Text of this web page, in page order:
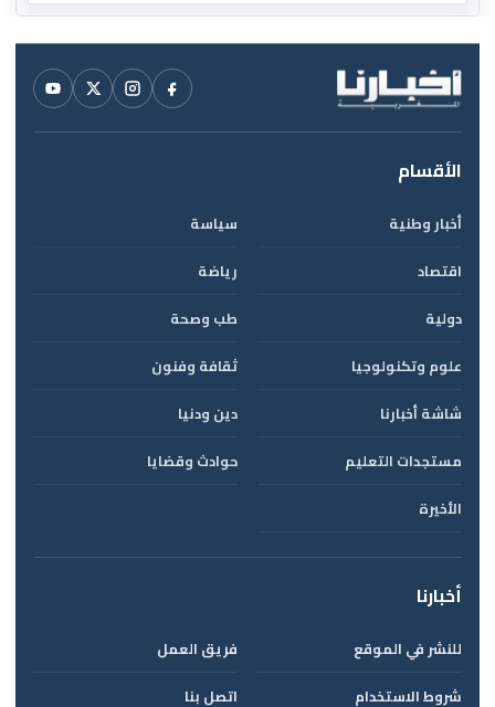
الأقسام
أخبار وطنية
سياسة
اقتصاد
رياضة
دولية
طب وصحة
علوم وتكنولوجيا
ثقافة وفنون
شاشة أخبارنا
دين ودنيا
مستجدات التعليم
حوادث وقضايا
الأخيرة
أخبارنا
للنشر في الموقع
فريق العمل
شروط الاستخدام
اتصل بنا